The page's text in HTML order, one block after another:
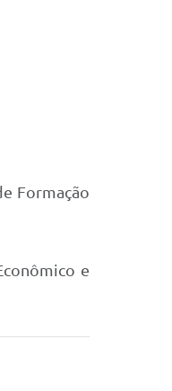
Formação
e